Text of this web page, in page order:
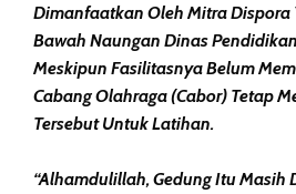
Dimanfaatkan Oleh Mitra Dispora
Bawah Naungan Dinas
Meskipun Fasilitasnya Belum
Cabang Olahraga (cabor) Tetap
Tersebut Untuk Latihan.
“Alhamdulillah, Gedung Itu Masih